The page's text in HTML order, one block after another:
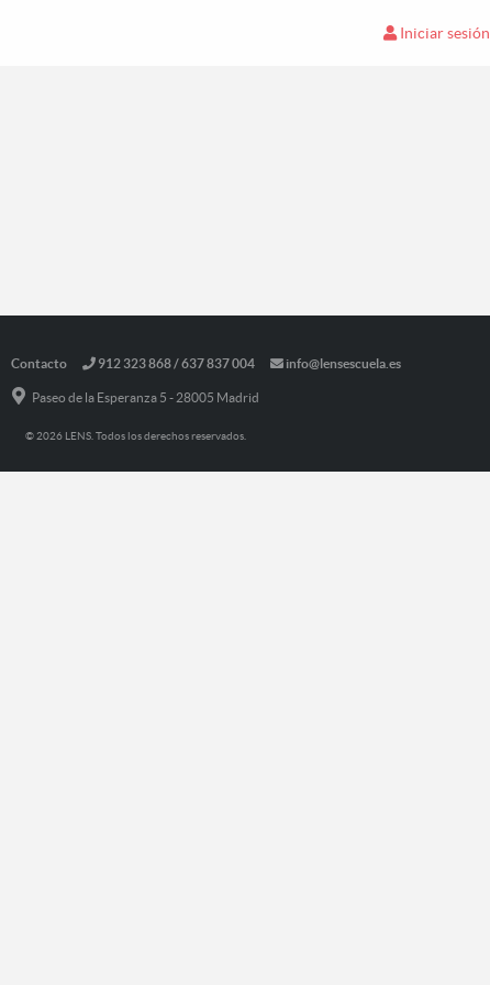
Iniciar sesión
Contacto 912 323 868 / 637 837 004 info@lensescuela.es
Paseo de la Esperanza 5 - 28005 Madrid
© 2026 LENS. Todos los derechos reservados.